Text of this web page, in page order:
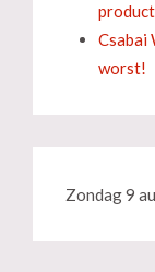
Csabai
worst!
Zondag 9